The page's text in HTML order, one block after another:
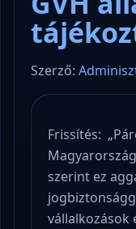
Szerző:
Frissítés:
szerint ez
vállalkozások